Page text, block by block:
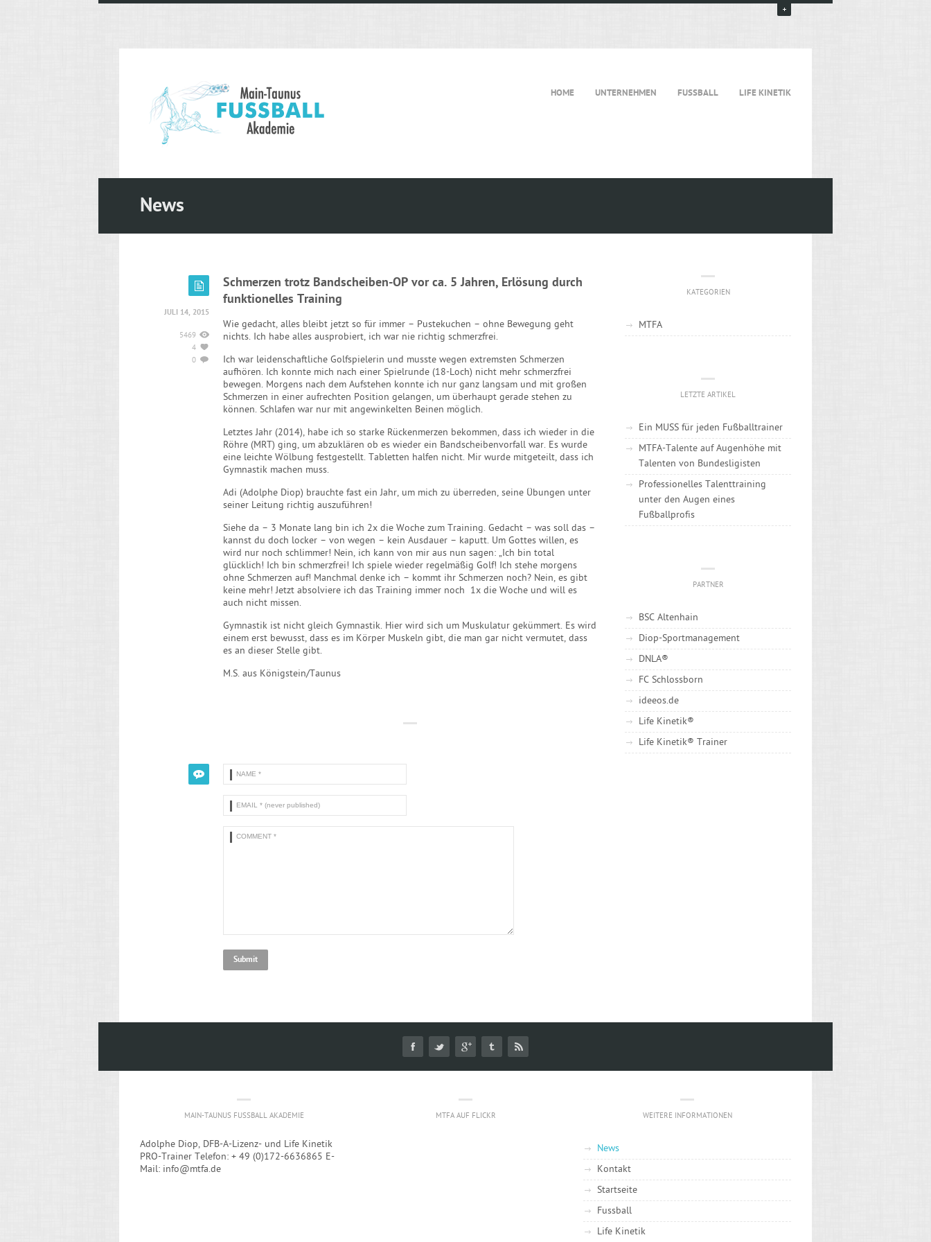
HOME UNTERNEHMEN FUSSBALL LIFE KINETIK
News
JULI 14, 2015
5469
4
0
Schmerzen trotz Bandscheiben-OP vor ca. 5 Jahren, Erlösung durch
funktionelles Training
Wie gedacht, alles bleibt jetzt so für immer – Pustekuchen – ohne Bewegung geht
nichts. Ich habe alles ausprobiert, ich war nie richtig schmerzfrei.
Ich war leidenschaftliche Golfspielerin und musste wegen extremsten Schmerzen
aufhören. Ich konnte mich nach einer Spielrunde (18-Loch) nicht mehr schmerzfrei
bewegen. Morgens nach dem Aufstehen konnte ich nur ganz langsam und mit großen
Schmerzen in einer aufrechten Position gelangen, um überhaupt gerade stehen zu
können. Schlafen war nur mit angewinkelten Beinen möglich.
Letztes Jahr (2014), habe ich so starke Rückenmerzen bekommen, dass ich wieder in die
Röhre (MRT) ging, um abzuklären ob es wieder ein Bandscheibenvorfall war. Es wurde
eine leichte Wölbung festgestellt. Tabletten halfen nicht. Mir wurde mitgeteilt, dass ich
Gymnastik machen muss.
Adi (Adolphe Diop) brauchte fast ein Jahr, um mich zu überreden, seine Übungen unter
seiner Leitung richtig auszuführen!
Siehe da – 3 Monate lang bin ich 2x die Woche zum Training. Gedacht – was soll das –
kannst du doch locker – von wegen – kein Ausdauer – kaputt. Um Gottes willen, es
wird nur noch schlimmer! Nein, ich kann von mir aus nun sagen: „Ich bin total
glücklich! Ich bin schmerzfrei! Ich spiele wieder regelmäßig Golf! Ich stehe morgens
ohne Schmerzen auf! Manchmal denke ich – kommt ihr Schmerzen noch? Nein, es gibt
keine mehr! Jetzt absolviere ich das Training immer noch 1x die Woche und will es
auch nicht missen.
Gymnastik ist nicht gleich Gymnastik. Hier wird sich um Muskulatur gekümmert. Es wird
einem erst bewusst, dass es im Körper Muskeln gibt, die man gar nicht vermutet, dass
es an dieser Stelle gibt.
M.S. aus Königstein/Taunus
KATEGORIEN
MTFA
LETZTE ARTIKEL
Ein MUSS für jeden Fußballtrainer
MTFA-Talente auf Augenhöhe mit
Talenten von Bundesligisten
Professionelles Talenttraining
unter den Augen eines
Fußballprofis
PARTNER
BSC Altenhain
Diop-Sportmanagement
DNLA®
FC Schlossborn
ideeos.de
Life Kinetik®
Life Kinetik® Trainer
MAIN-TAUNUS FUSSBALL AKADEMIE
Adolphe Diop, DFB-A-Lizenz- und Life Kinetik
PRO-Trainer Telefon: + 49 (0)172-6636865 E-
Mail: info@mtfa.de
MTFA AUF FLICKR WEITERE INFORMATIONEN
News
Kontakt
Startseite
Fussball
Life Kinetik